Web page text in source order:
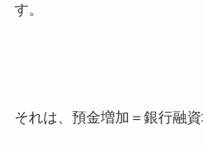
す。
それは、預金増加＝銀行融資